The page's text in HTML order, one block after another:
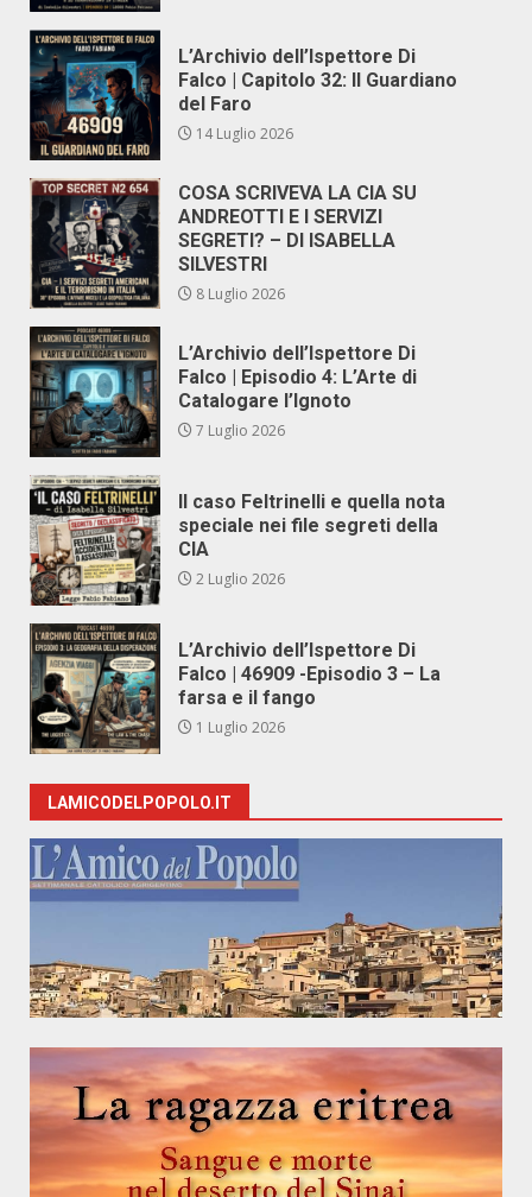
L’Archivio dell’Ispettore Di
Falco | Capitolo 32: Il Guardiano
del Faro
14 Luglio 2026
COSA SCRIVEVA LA CIA SU
ANDREOTTI E I SERVIZI
SEGRETI? – DI ISABELLA
SILVESTRI
8 Luglio 2026
L’Archivio dell’Ispettore Di
Falco | Episodio 4: L’Arte di
Catalogare l’Ignoto
7 Luglio 2026
Il caso Feltrinelli e quella nota
speciale nei file segreti della
CIA
2 Luglio 2026
L’Archivio dell’Ispettore Di
Falco | 46909 -Episodio 3 – La
farsa e il fango
1 Luglio 2026
LAMICODELPOPOLO.IT